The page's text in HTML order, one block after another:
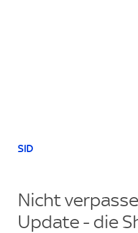
SID
Nicht
Update - die